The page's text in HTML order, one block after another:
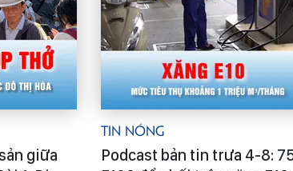
giữa
Tin Nóng
Podcast bản tin trưa 4-8: